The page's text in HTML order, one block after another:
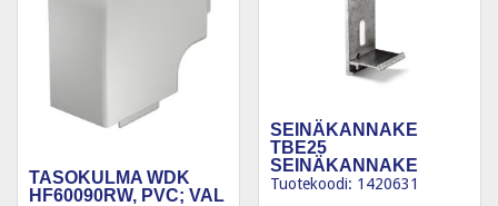
TASOKULMA WDK
HF60090RW, PVC; VAL
SEINÄKANNAKE
TBE25
SEINÄKANNAKE
25MM
Tuotekoodi: 1420631